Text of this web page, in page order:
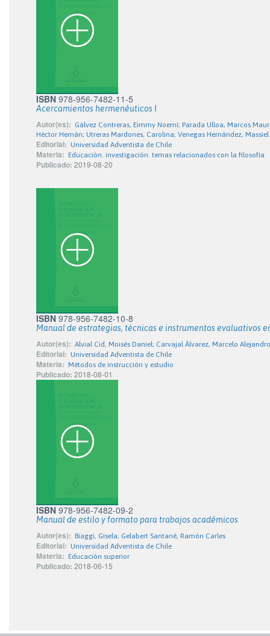
ISBN 978-956-7482-11-5
Acercamientos hermenéuticos I
Autor(es): Gálvez Contreras, Eimmy Noemí; Parada Ulloa, Marcos
Héctor Hernán; Utreras Mardones, Carolina; Venegas Hernández,
Editorial: Universidad Adventista de Chile
Materia: Educación. investigación. temas relacionados con la filosofía
Publicado: 2019-08-20
ISBN 978-956-7482-10-8
Manual de estrategias, técnicas e instrumentos evaluativos
Autor(es): Alvial Cid, Moisés Daniel; Carvajal Álvarez, Marcelo
Editorial: Universidad Adventista de Chile
Materia: Métodos de instrucción y estudio
Publicado: 2018-08-01
ISBN 978-956-7482-09-2
Manual de estilo y formato para trabajos académicos
Autor(es): Biaggi, Gisela; Gelabert Santané, Ramón Carles
Editorial: Universidad Adventista de Chile
Materia: Educación superior
Publicado: 2018-06-15